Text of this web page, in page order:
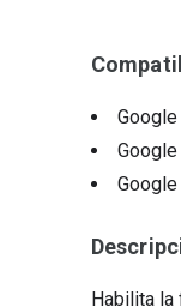
Google
Habilita la